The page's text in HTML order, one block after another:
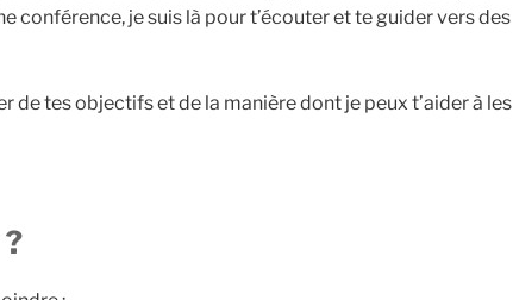
conférence, je suis là pour t’écouter et te guider vers des
de tes objectifs et de la manière dont je peux t’aider à les